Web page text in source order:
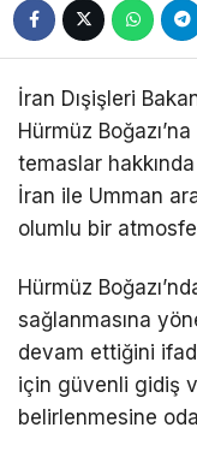
İran Dışişleri
Hürmüz
temaslar
İran ile Umman
olumlu bir
Hürmüz
sağlanmasına
devam ettiğini
için güvenli gidiş
belirlenmesine